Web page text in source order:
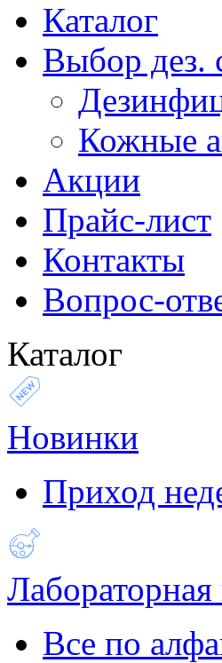
Каталог
Выбор дез.
Кожные
Акции
Прайс-лист
Контакты
Вопрос-
Каталог
Новинки
Приход
Лабораторная
Все по